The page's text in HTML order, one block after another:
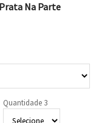
Na Parte
Quantidade 3